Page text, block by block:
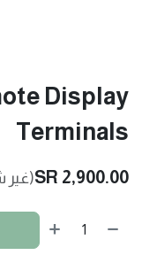
Display
Terminals
SR 2,900.00 (غير